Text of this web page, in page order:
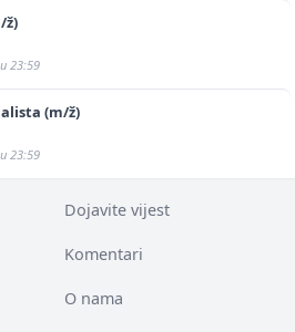
ž)
23:59
(m/ž)
23:59
Dojavite vijest
Komentari
O nama